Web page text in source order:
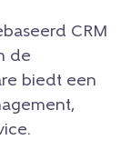
CRM
de
biedt een